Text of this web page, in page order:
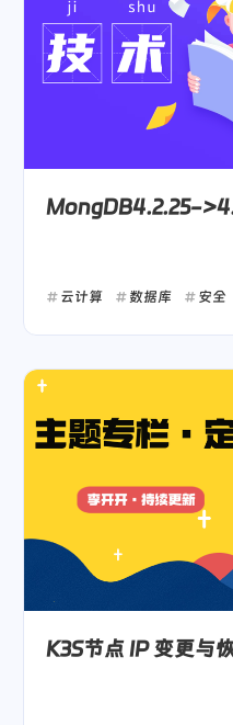
MongDB4.2.25-
云计算 数据库 安全
K3S节点 IP 变更与